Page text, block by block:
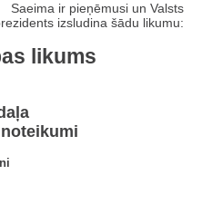
Saeima ir pieņēmusi un Valsts
izsludina šādu likumu:
likums